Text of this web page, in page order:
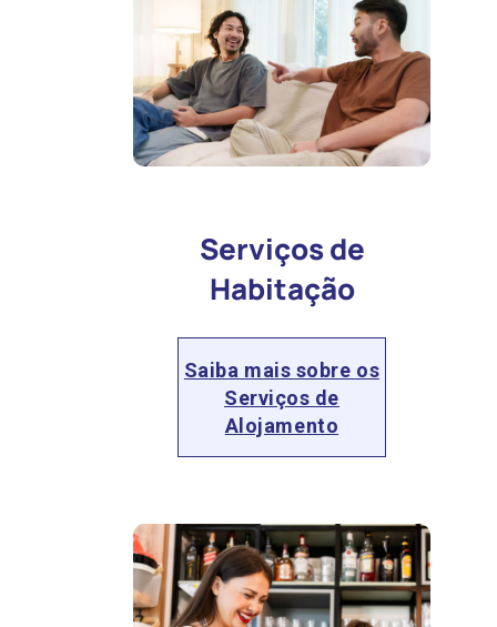
Serviços de
Habitação
Saiba mais sobre os
Serviços de
Alojamento